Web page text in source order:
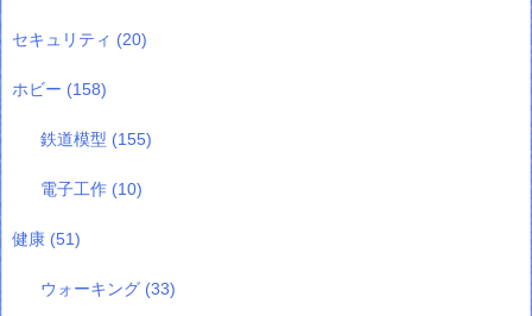
セキュリティ (20)
ホビー (158)
鉄道模型 (155)
電子工作 (10)
健康 (51)
ウォーキング (33)